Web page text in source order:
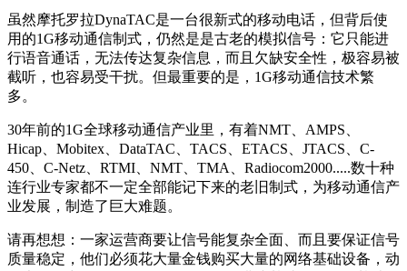
虽然摩托罗拉DynaTAC是一台很新式的移动电话，但背后使
用的1G移动通信制式，仍然是是古老的模拟信号：它只能进
行语音通话，无法传达复杂信息，而且欠缺安全性，极容易被
截听，也容易受干扰。但最重要的是，1G移动通信技术繁
多。
30年前的1G全球移动通信产业里，有着NMT、AMPS、
Hicap、Mobitex、DataTAC、TACS、ETACS、JTACS、C-
450、C-Netz、RTMI、NMT、TMA、Radiocom2000.....数十种
连行业专家都不一定全部能记下来的老旧制式，为移动通信产
业发展，制造了巨大难题。
请再想想：一家运营商要让信号能复杂全面、而且要保证信号
质量稳定，他们必须花大量金钱购买大量的网络基础设备，动